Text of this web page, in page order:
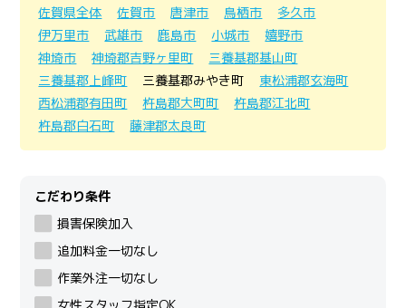
佐賀県全体
佐賀市 唐津市 鳥栖市
多久市
伊万里市
武雄市 鹿島市 小城市
嬉野市
神埼市
神埼郡吉野ヶ里町
三養基郡基山町
三養基郡上峰町
三養基郡みやき町
東松浦郡玄海町
西松浦郡有田町
杵島郡大町町
杵島郡江北町
杵島郡白石町
藤津郡太良町
こだわり条件
損害保険加入
追加料金一切なし
作業外注一切なし